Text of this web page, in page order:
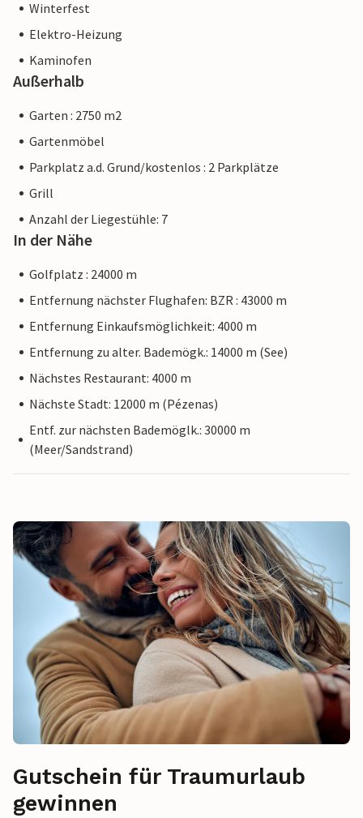
Winterfest
Elektro-Heizung
Kaminofen
Außerhalb
Garten : 2750 m2
Gartenmöbel
Parkplatz a.d. Grund/kostenlos : 2 Parkplätze
Grill
Anzahl der Liegestühle: 7
In der Nähe
Golfplatz : 24000 m
Entfernung nächster Flughafen: BZR : 43000 m
Entfernung Einkaufsmöglichkeit: 4000 m
Entfernung zu alter. Bademögk.: 14000 m (See)
Nächstes Restaurant: 4000 m
Nächste Stadt: 12000 m (Pézenas)
Entf. zur nächsten Bademöglk.: 30000 m
(Meer/Sandstrand)
Gutschein für Traumurlaub
gewinnen